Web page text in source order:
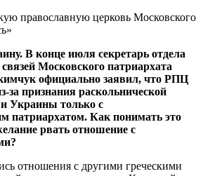
православную церковь Московского
В конце июля секретарь отдела
Московского патриархата
официально заявил, что РПЦ
за признания раскольнической
Украины только с
патриархатом. Как понимать это
рвать отношение с
отношения с другими греческими